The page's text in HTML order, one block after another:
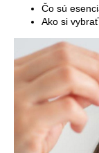
Čo sú
Ako si
j
e